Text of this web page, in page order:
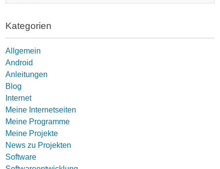
for:
Kategorien
Allgemein
Android
Anleitungen
Blog
Internet
Meine Internetseiten
Meine Programme
Meine Projekte
News zu Projekten
Software